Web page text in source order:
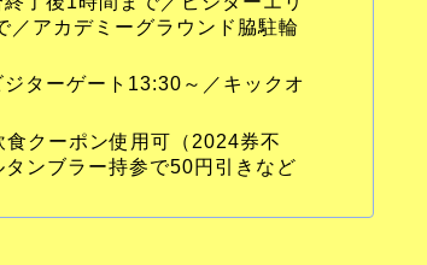
アカデミーグラウンド脇駐輪
ターゲート13:30～／キックオ
クーポン使用可（2024券不
ンブラー持参で50円引きなど